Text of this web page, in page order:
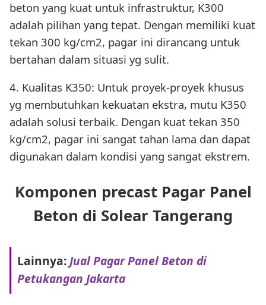
beton yang kuat untuk infrastruktur, K300
adalah pilihan yang tepat. Dengan memiliki kuat
tekan 300 kg/cm2, pagar ini dirancang untuk
bertahan dalam situasi yg sulit.
4. Kualitas K350: Untuk proyek-proyek khusus
yg membutuhkan kekuatan ekstra, mutu K350
adalah solusi terbaik. Dengan kuat tekan 350
kg/cm2, pagar ini sangat tahan lama dan dapat
digunakan dalam kondisi yang sangat ekstrem.
Komponen precast Pagar Panel
Beton di Solear Tangerang
Lainnya:Jual Pagar Panel Beton di
Petukangan Jakarta